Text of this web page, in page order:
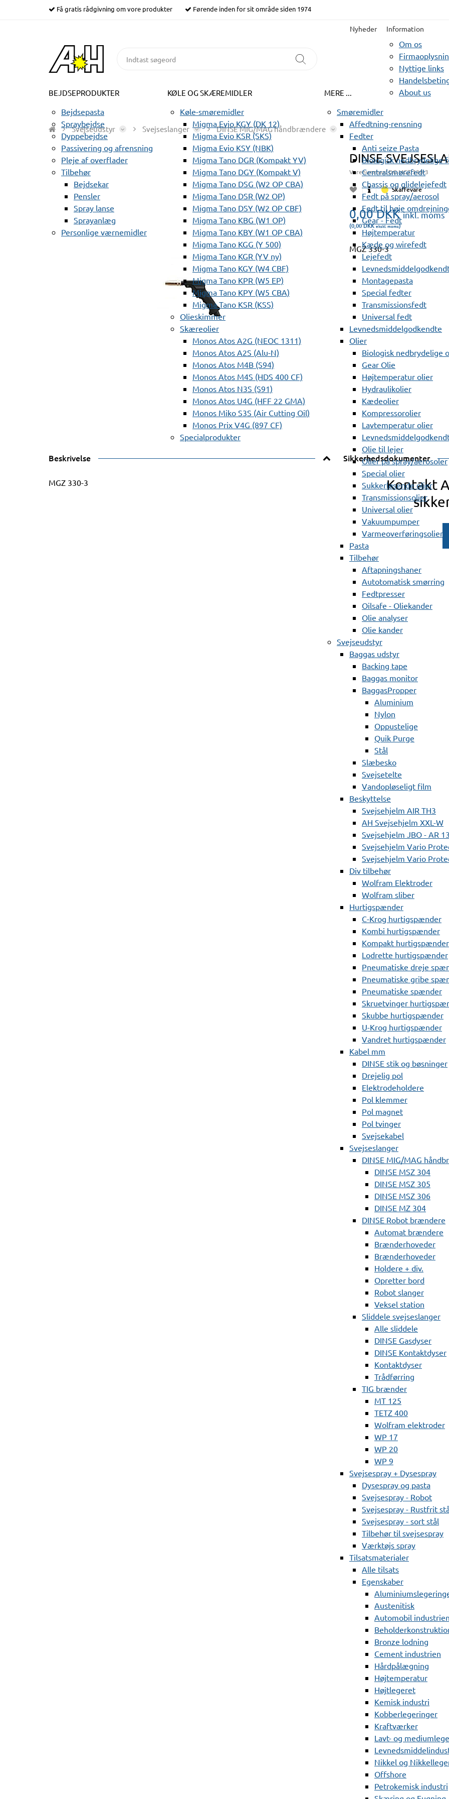
Få gratis rådgivning om vore produkter Førende inden for sit område siden 1974
Nyheder Information
Om os
Nyttige links
About us
BEJDSEPRODUKTER
Bejdsepasta
Spraybejdse
Dyppebejdse
Passivering og afrensning
Pleje af overflader
Tilbehør
Bejdsekar
Pensler
Spray lanse
Sprayanlæg
Personlige værnemidler
KØLE OG SKÆREMIDLER
Køle-smøremidler
Migma Evio KGY (DK 12)
Migma Evio KSR (SKS)
Migma Evio KSY (NBK)
Migma Tano DGR (Kompakt YV)
Migma Tano DGY (Kompakt V)
Migma Tano DSG (W2 OP CBA)
Migma Tano DSR (W2 OP)
Migma Tano DSY (W2 OP CBF)
Migma Tano KBG (W1 OP)
Migma Tano KBY (W1 OP CBA)
Migma Tano KGG (Y 500)
Migma Tano KGR (YV ny)
Migma Tano KGY (W4 CBF)
Migma Tano KPR (W5 EP)
Migma Tano KPY (W5 CBA)
Migma Tano KSR (KSS)
Olieskimmer
Skæreolier
Monos Atos A2G (NEOC 1311)
Monos Atos A2S (Alu-N)
Monos Atos M4B (S94)
Monos Atos M4S (HDS 400 CF)
Monos Atos N3S (S91)
Monos Atos U4G (HFF 22 GMA)
Monos Miko S3S (Air Cutting Oil)
Monos Prix V4G (897 CF)
Specialprodukter
MERE ...
Smøremidler
Affedtning-rensning
Fedter
Anti seize Pasta
Biologisk nedbrydelige
Centralsmørefedt
Chassis og glidelejefedt
Fedt på spray/aerosol
Fedt til høje
Gear - Fedt
Højtemperatur
Kæde og wirefedt
Lejefedt
Montagepasta
Special fedter
Transmissionsfedt
Universal fedt
Levnedsmiddelgodkendte
Olier
Biologisk nedbrydelige
Gear Olie
Højtemperatur olier
Hydraulikolier
Kædeolier
Kompressorolier
Lavtemperatur olier
Olie til lejer
Olier på spray/aerosoler
Special olier
Sukkerløsende olier
Transmissionsolier
Universal olier
Vakuumpumper
Varmeoverføringsolier
Pasta
Tilbehør
Aftapningshaner
Autotomatisk smørring
Fedtpresser
Oilsafe - Oliekander
Olie analyser
Olie kander
Svejseudstyr
Baggas udstyr
Backing tape
Baggas monitor
BaggasPropper
Aluminium
Nylon
Oppustelige
Quik Purge
Stål
Slæbesko
Svejsetelte
Vandopløseligt film
Beskyttelse
Svejsehjelm AIR TH3
AH Svejsehjelm XXL-W
Svejsehjelm JBO - AR
Svejsehjelm Vario
Svejsehjelm Vario
Div tilbehør
Wolfram Elektroder
Wolfram sliber
Hurtigspænder
C-Krog hurtigspænder
Kombi hurtigspænder
Kompakt hurtigspænder
Lodrette hurtigspænder
Pneumatiske dreje
Pneumatiske gribe
Pneumatiske spænder
Skruetvinger
Skubbe hurtigspænder
U-Krog hurtigspænder
Vandret hurtigspænder
Kabel mm
DINSE stik og bøsninger
Drejelig pol
Elektrodeholdere
Pol klemmer
Pol magnet
Pol tvinger
Svejsekabel
Svejseslanger
DINSE MIG/MAG
DINSE MSZ 304
DINSE MSZ 305
DINSE MSZ 306
DINSE MZ 304
DINSE Robot brændere
Automat brændere
Brænderhoveder
Brænderhoveder
Holdere + div.
Opretter bord
Robot slanger
Veksel station
Sliddele svejseslanger
Alle sliddele
DINSE Gasdyser
DINSE Kontaktdyser
Kontaktdyser
Trådførring
TIG brænder
MT 125
TETZ 400
Wolfram elektroder
WP 17
WP 20
WP 9
Svejsespray + Dysespray
Dysespray og pasta
Svejsespray - Robot
Svejsespray - Rustfrit
Svejsespray - sort stål
Tilbehør til svejsespray
Værktøjs spray
Tilsatsmaterialer
Alle tilsats
Egenskaber
Austenitisk
Automobil industrien
Bronze lodning
Cement industrien
Hårdpålægning
Højtemperatur
Højtlegeret
Kemisk industri
Kobberlegeringer
Kraftværker
Lavt- og
Nikkel og
Offshore
Petrokemisk industri
Svejseudstyr Svejseslanger DINSE MIG/MAG håndbrændere
DINSE
Varenummer:DG MGZ 330-3
Skaffevare
0,00DKK inkl. moms
(0,00DKK ekskl. moms)
MGZ 330-3
Beskrivelse
MGZ 330-3
Sikkerhedsdokumenter
Kontakt